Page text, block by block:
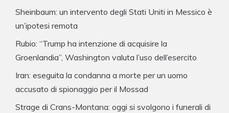
Sheinbaum: un intervento degli Stati Uniti in Messico è
un’ipotesi remota
Rubio: “Trump ha intenzione di acquisire la
Groenlandia”, Washington valuta l’uso dell’esercito
Iran: eseguita la condanna a morte per un uomo
accusato di spionaggio per il Mossad
Strage di Crans-Montana: oggi si svolgono i funerali di